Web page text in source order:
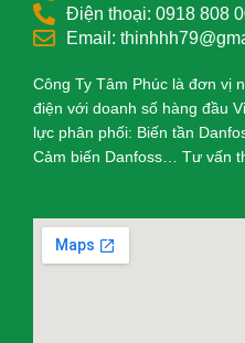
Điện thoại: 0918 808
Email:
Công Ty Tâm Phúc là đơn vị
điện với doanh số hàng đầu
lực phân phối: Biến tần
Cảm biến Danfoss… Tư vấn